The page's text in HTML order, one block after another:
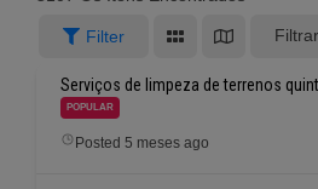
Filter
Serviços de limpeza de terrenos
POPULAR
Posted 5 meses ago